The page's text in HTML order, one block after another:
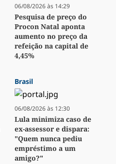
06/08/2026 às 14:29
Pesquisa de preço do
Procon Natal aponta
aumento no preço da
refeição na capital de
4,45%
Brasil
06/08/2026 às 12:30
Lula minimiza caso de
ex-assessor e dispara:
"Quem nunca pediu
empréstimo a um
amigo?"